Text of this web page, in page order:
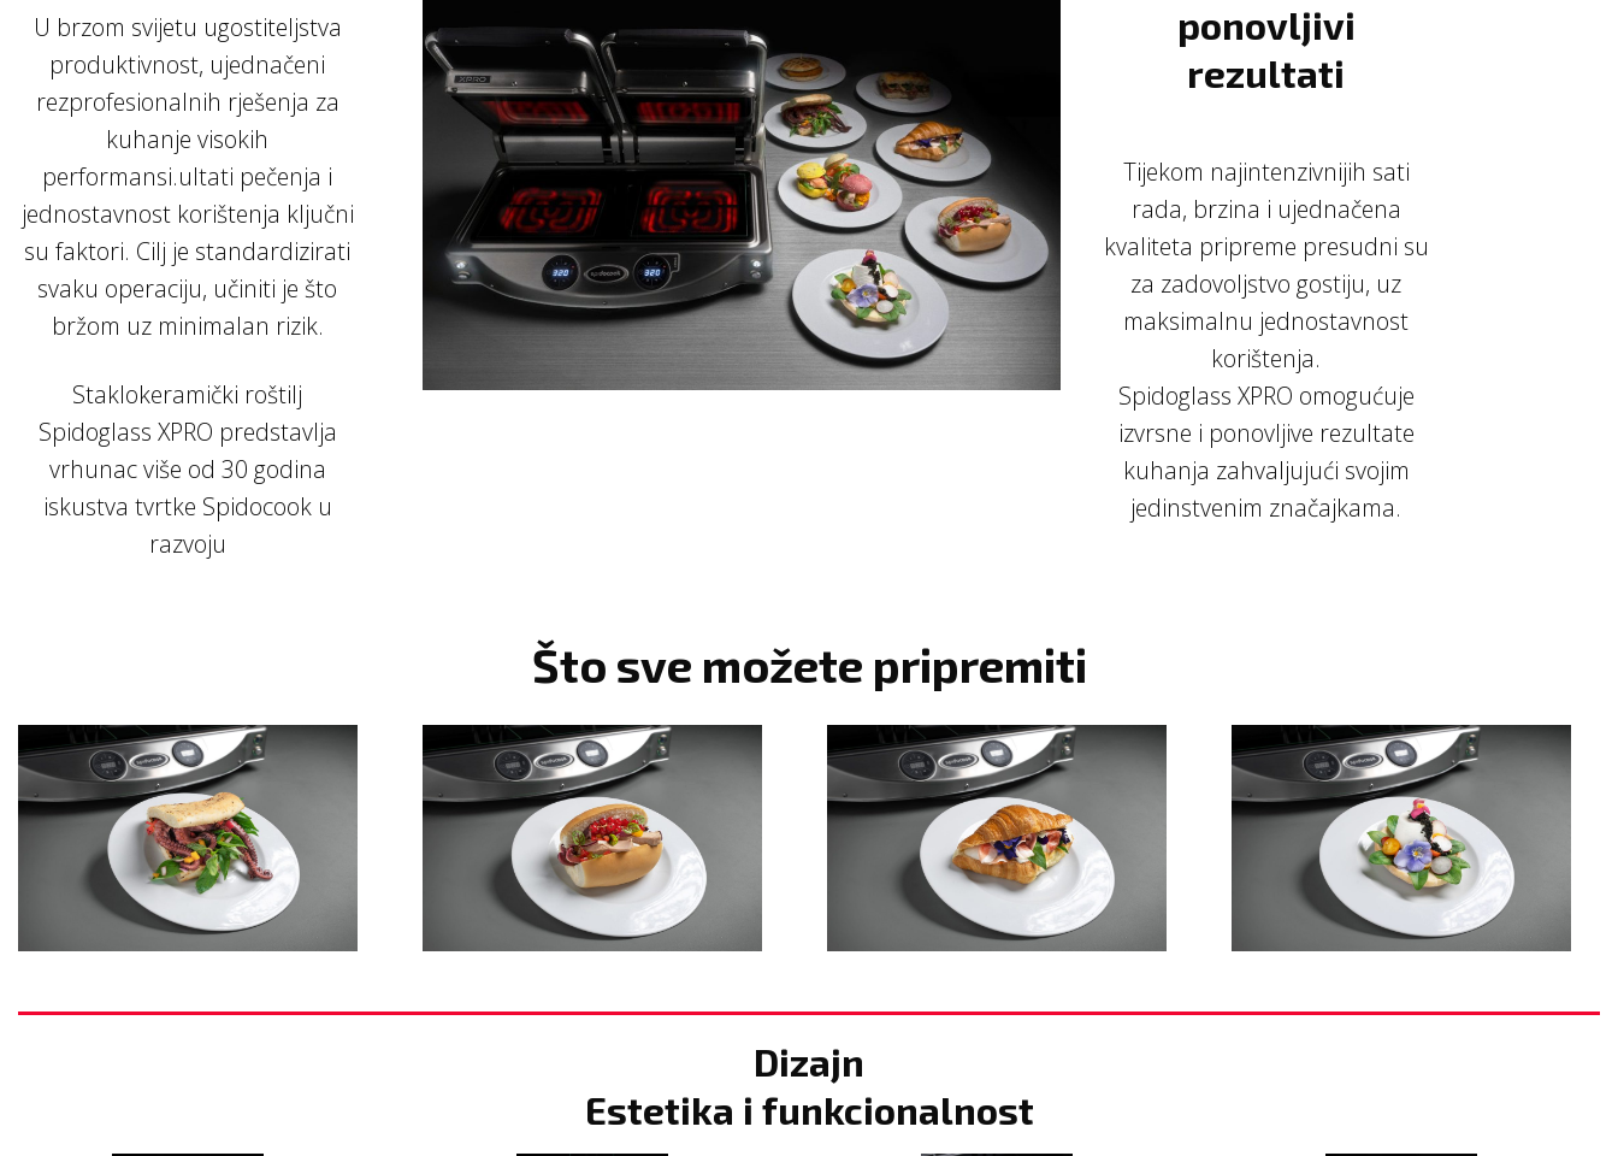
U brzom svijetu ugostiteljstva
produktivnost, ujednačeni
rezprofesionalnih rješenja za
kuhanje visokih
performansi.ultati pečenja i
jednostavnost korištenja ključni
su faktori. Cilj je standardizirati
svaku operaciju, učiniti je što
bržom uz minimalan rizik.
Staklokeramički roštilj
Spidoglass XPRO predstavlja
vrhunac više od 30 godina
iskustva tvrtke Spidocook u
razvoju
ponovljivi
rezultati
Tijekom najintenzivnijih sati
rada, brzina i ujednačena
kvaliteta pripreme presudni su
za zadovoljstvo gostiju, uz
maksimalnu jednostavnost
korištenja.
Spidoglass XPRO omogućuje
izvrsne i ponovljive rezultate
kuhanja zahvaljujući svojim
jedinstvenim značajkama.
Što sve možete pripremiti
Dizajn
Estetika i funkcionalnost